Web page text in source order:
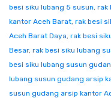
besi siku lubang 5 susun, rak
kantor Aceh Barat, rak besi
Aceh Barat Daya, rak besi
Besar, rak besi siku lubang
besi siku lubang susun
lubang susun gudang arsip
susun gudang arsip kantor